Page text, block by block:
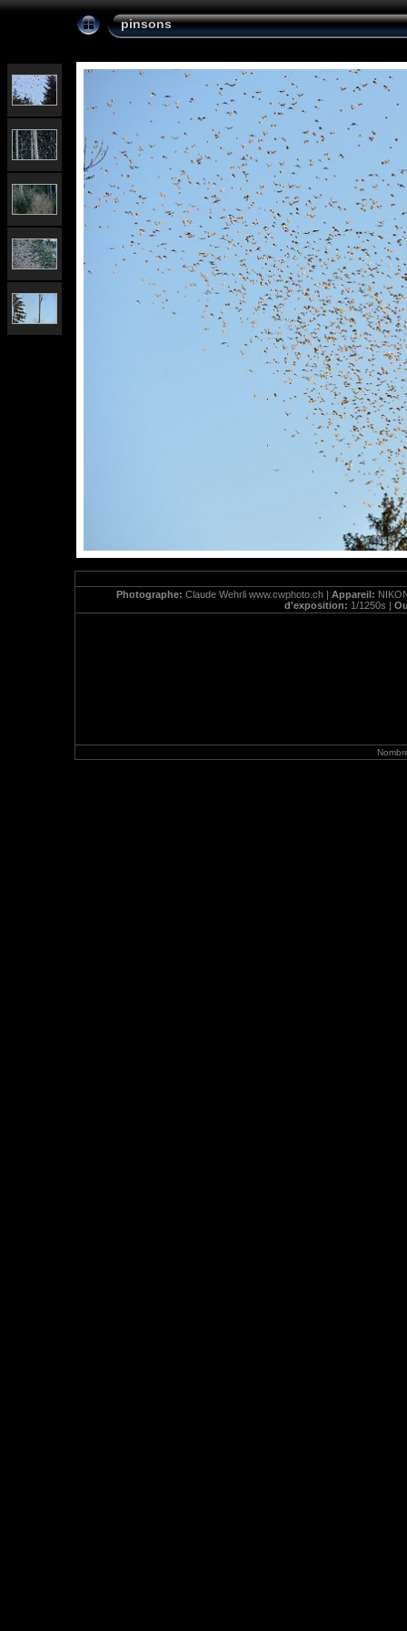
pinsons
Photographe: Claude Wehrli www.cwphoto.ch | Appareil:
d'exposition: 1/1250s |